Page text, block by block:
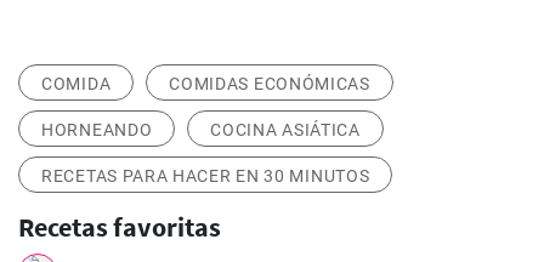
COMIDA COMIDAS ECONÓMICAS
HORNEANDO COCINA ASIÁTICA
RECETAS PARA HACER EN 30 MINUTOS
Recetas favoritas